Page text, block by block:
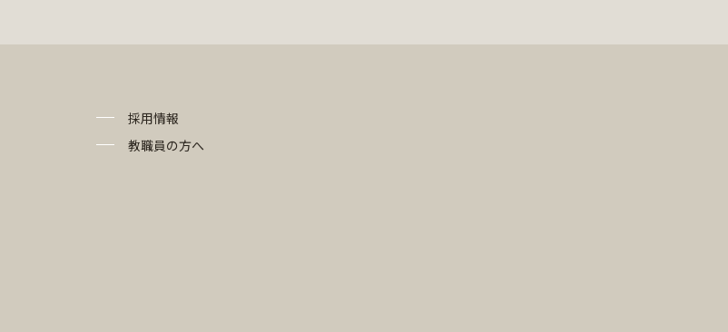
採用情報
教職員の方へ